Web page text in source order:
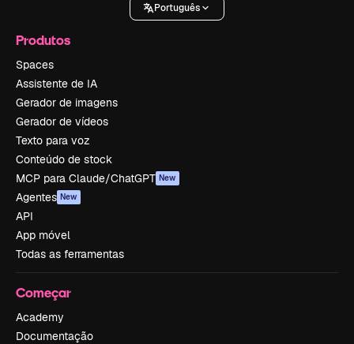
Português
Produtos
Spaces
Assistente de IA
Gerador de imagens
Gerador de vídeos
Texto para voz
Conteúdo de stock
MCP para Claude/ChatGPT New
Agentes New
API
App móvel
Todas as ferramentas
Começar
Academy
Documentação